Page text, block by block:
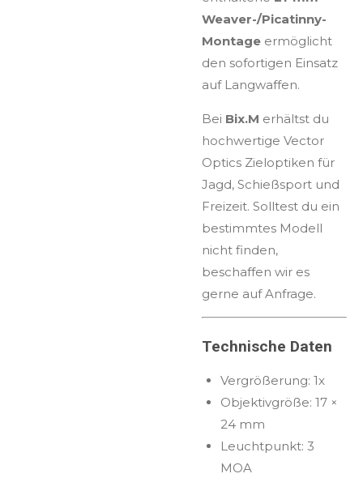
Weaver-/Picatinny-
Montage ermöglicht
den sofortigen Einsatz
auf Langwaffen.
Bei Bix.M erhältst du
hochwertige Vector
Optics Zieloptiken für
Jagd, Schießsport und
Freizeit. Solltest du ein
bestimmtes Modell
nicht finden,
beschaffen wir es
gerne auf Anfrage.
Technische Daten
Vergrößerung: 1x
Objektivgröße: 17 ×
24 mm
Leuchtpunkt: 3
MOA